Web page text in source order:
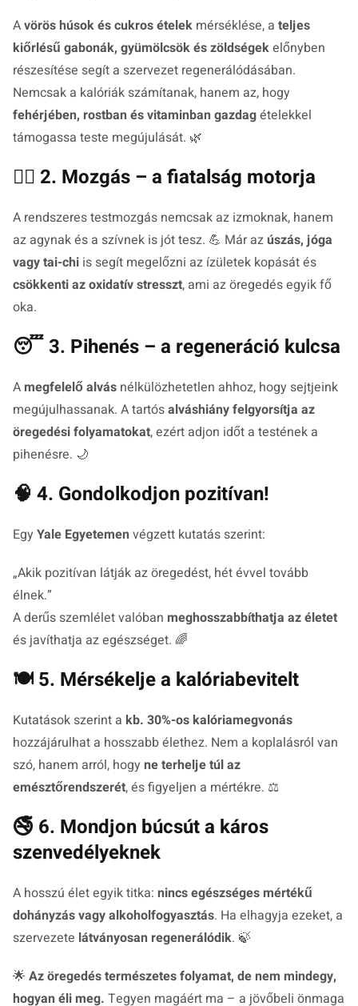
Avörös húsok és cukros ételek mérséklése, a teljes
kiőrlésű gabonák, gyümölcsök és zöldségekelőnyben
részesítése segít a szervezet regenerálódásában.
Nemcsak a kalóriák számítanak, hanem az, hogy
fehérjében, rostban és vitaminban gazdagételekkel
támogassa teste megújulását. 🌿
🧘‍♀️ 2. Mozgás – a fiatalság motorja
A rendszeres testmozgás nemcsak az izmoknak, hanem
az agynak és a szívnek is jót tesz. 💪 Már azúszás, jóga
vagy tai-chi is segít megelőzni az ízületek kopását és
csökkenti az oxidatív stresszt, ami az öregedés egyik fő
oka.
😴 3. Pihenés – a regeneráció kulcsa
Amegfelelő alvás nélkülözhetetlen ahhoz, hogy sejtjeink
megújulhassanak. A tartósalváshiány felgyorsítja az
öregedési folyamatokat, ezért adjon időt a testének a
pihenésre. 🌙
🧠 4. Gondolkodjon pozitívan!
Egy Yale Egyetemen végzett kutatás szerint:
„Akik pozitívan látják az öregedést, hét évvel tovább
élnek.”
A derűs szemlélet valóban meghosszabbíthatja az életet
és javíthatja az egészséget. 🌈
🍽️ 5. Mérsékelje a kalóriabevitelt
Kutatások szerint a kb. 30%-os kalóriamegvonás
hozzájárulhat a hosszabb élethez. Nem a koplalásról van
szó, hanem arról, hogy ne terhelje túl az
emésztőrendszerét, és figyeljen a mértékre. ⚖️
🚭 6. Mondjon búcsút a káros
szenvedélyeknek
A hosszú élet egyik titka: nincs egészséges mértékű
dohányzás vagy alkoholfogyasztás. Ha elhagyja ezeket, a
szervezete látványosan regenerálódik. 🍃
🌟 Az öregedés természetes folyamat, de nem mindegy,
hogyan éli meg. Tegyen magáért ma – a jövőbeli önmaga